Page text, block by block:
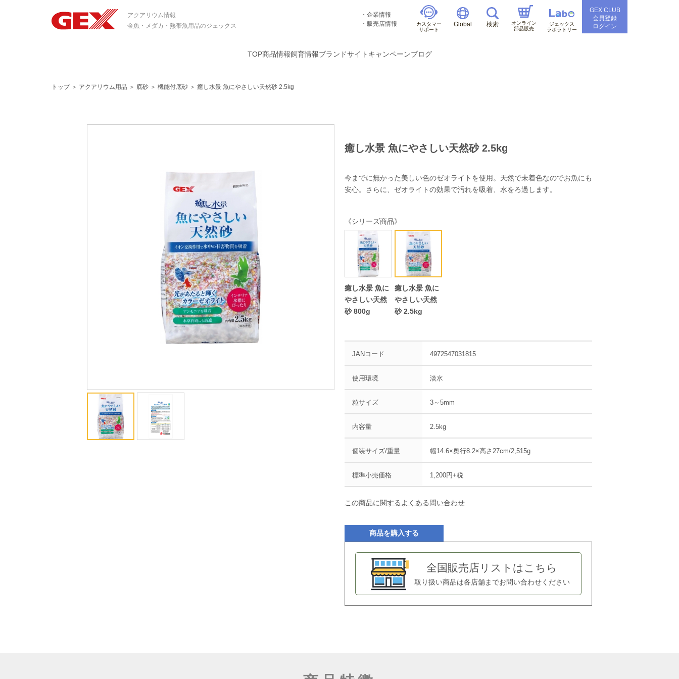
アクアリウム情報
金魚・メダカ・熱帯魚用品のジェックス
カスタマー
サポート
Global 検索
オンライン
部品販売
ジェックス
ラボラトリー
TOP商品情報飼育情報ブランドサイト キャンペーンブログ
企業情報
販売店情報
GEX CLUB
会員登録
ログイン
トップ＞ アクアリウム用品 ＞ 底砂 ＞ 機能付底砂 ＞ 癒し水景 魚にやさしい天然砂 2.5kg
癒し水景 魚にやさしい天然砂 2.5kg
今までに無かった美しい色のゼオライトを使用。天然で未着色なのでお魚にも
安心。さらに、ゼオライトの効果で汚れを吸着、水をろ過します。
《シリーズ商品》
癒し水景 魚に
やさしい天然
砂 800g
癒し水景 魚に
やさしい天然
砂 2.5kg
JANコード 4972547031815
使用環境 淡水
粒サイズ 3～5mm
内容量 2.5kg
個装サイズ/重量 幅14.6×奥行8.2×高さ27cm/2,515g
標準小売価格 1,200円+税
この商品に関するよくある問い合わせ
商品を購入する
全国販売店リストはこちら
取り扱い商品は各店舗までお問い合わせください